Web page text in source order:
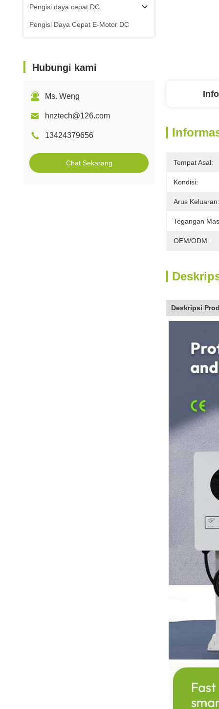
Pengisi daya cepat DC
Pengisi Daya Cepat E-Motor DC
Hubungi kami
Ms. Weng
hnztech@126.com
13424379656
Chat Sekarang Tempat Asal:
Kondisi:
Arus Keluaran:
Tegangan
OEM/ODM:
Deskripsi